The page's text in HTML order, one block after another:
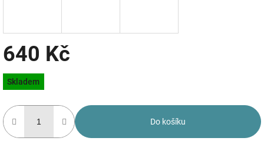
640 Kč
Měrná
cena:
Skladem
Do košíku